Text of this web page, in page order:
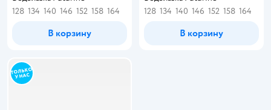
128 134 140 146 152 158 164
В корзину
128 134 140 146 152 158 164
В корзину